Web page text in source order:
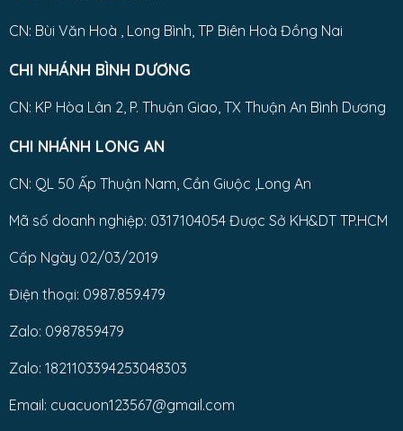
CN: Bùi Văn Hoà , Long Bình, TP Biên Hoà Đồng Nai
CHI NHÁNH BÌNH DƯƠNG
CN: KP Hòa Lân 2, P. Thuận Giao, TX Thuận An Bình Dương
CHI NHÁNH LONG AN
CN: QL 50 Ấp Thuận Nam, Cần Giuộc ,Long An
Mã số doanh nghiệp: 0317104054 Được Sở KH&DT TP.HCM
Cấp Ngày 02/03/2019
Điện thoại: 0987.859.479
Zalo: 0987859479
Zalo: 1821103394253048303
Email: cuacuon123567@gmail.com